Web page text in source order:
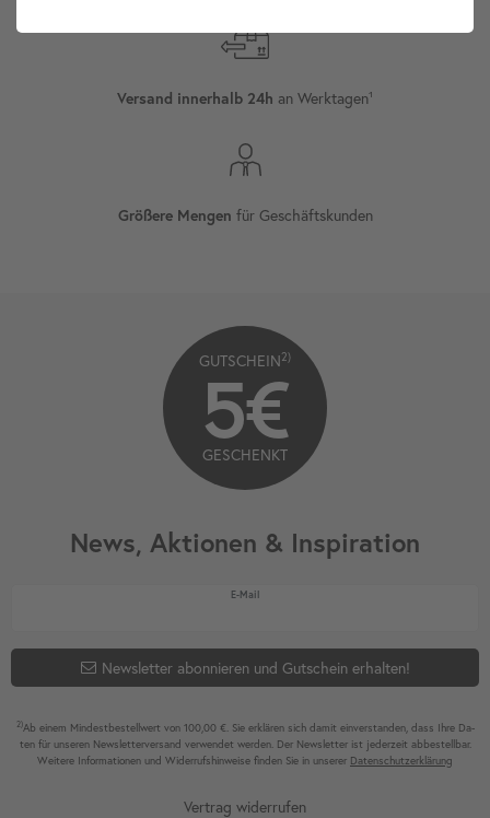
Versand innerhalb 24h an Werktagen¹
Größere Mengen für Geschäftskunden
News, Aktionen & Inspiration
E-MailNewsletter Honig
Newsletter abonnieren und Gutschein erhalten!
2)Ab einem Mindest­bestell­wert von 100,00 €. Sie erklären sich damit ein­ver­standen, dass Ihre Da­
ten für unseren News­letter­versand ver­wen­det werden. Der News­letter ist jeder­zeit ab­bestel­lbar.
Weitere Infor­mationen und Wider­rufshin­weise finden Sie in unserer Daten­schutz­erklärung
GUTSCHEIN2)
5€
GESCHENKT
Vertrag widerrufen